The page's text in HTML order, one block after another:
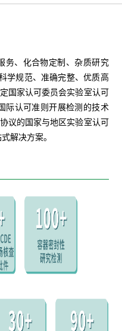
务、化合物定制、杂质研究
学规范、准确完整、优质高
国家认可委员会实验室认可
际认可准则开展检测的技术
议的国家与地区实验室认可
解决方案。